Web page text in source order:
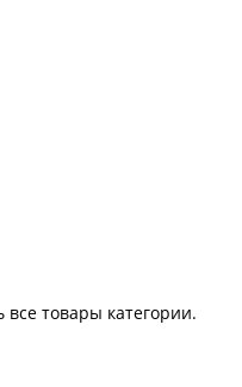
товары категории.